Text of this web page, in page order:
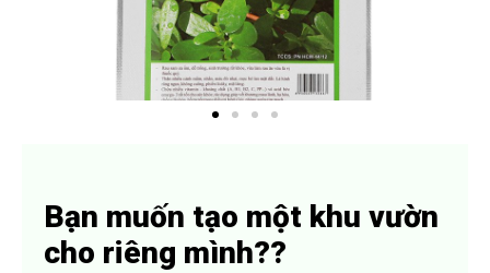
Bạn muốn tạo một khu vườn
cho riêng mình??